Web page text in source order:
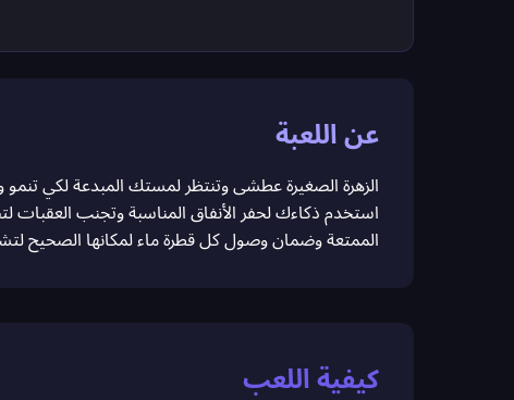
عن اللعبة
الزهرة الصغيرة عطشى وتنتظر لمستك المبدعة لكي
استخدم ذكاءك لحفر الأنفاق المناسبة وتجنب العقبات
الممتعة وضمان وصول كل قطرة ماء لمكانها الصحيح
كيفية اللعب